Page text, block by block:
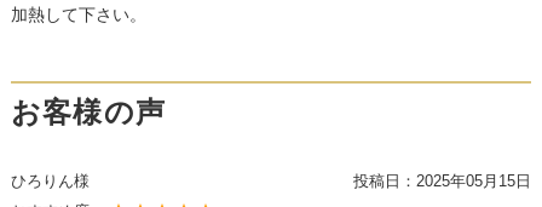
加熱して下さい。
お客様の声
ひろりん様 投稿日： 2025年05月15日